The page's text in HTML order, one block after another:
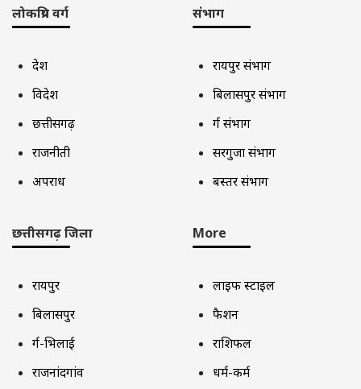
लोकप्रिय वर्ग
देश
विदेश
छत्तीसगढ़
राजनीती
अपराध
संभाग
रायपुर संभाग
बिलासपुर संभाग
दुर्ग संभाग
सरगुजा संभाग
बस्तर संभाग
छत्तीसगढ़ जिला
रायपुर
बिलासपुर
दुर्ग-भिलाई
राजनांदगांव
More
लाइफ स्टाइल
फैशन
राशिफल
धर्म-कर्म